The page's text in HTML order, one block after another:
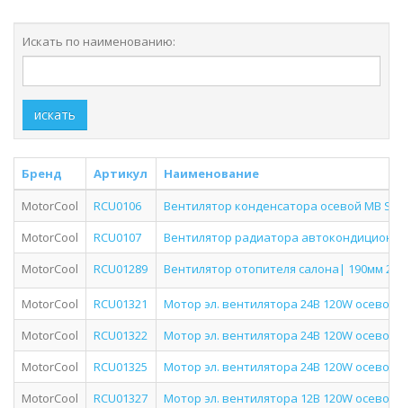
Искать по наименованию:
искать
Бренд Артикул
Наименование
MotorCool
RCU0106
Вентилятор конденсатора осевой MB
MotorCool
RCU0107
Вентилятор радиатора
MotorCool
RCU01289 Вентилятор отопителя салона| 190мм
MotorCool RCU01321
Мотор эл. вентилятора 24В 120W
MotorCool
RCU01322
Мотор эл. вентилятора 24В 120W
MotorCool
RCU01325
Мотор эл. вентилятора 24В 120W
MotorCool
RCU01327
Мотор эл. вентилятора 12В 120W